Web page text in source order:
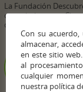
La Fundación
conocimiento en
conocimiento que
Con su
almacenar,
en este sitio
al
cualquier
nuestra política